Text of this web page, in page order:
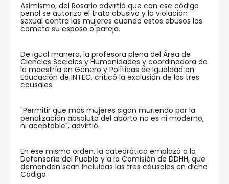
Asimismo, del Rosario advirtió que con ese código
penal se autoriza el trato abusivo y la violación
sexual contra las mujeres cuando estos abusos los
cometa su esposo o pareja.
De igual manera, la profesora plena del Área de
Ciencias Sociales y Humanidades y coordinadora de
la maestría en Género y Políticas de Igualdad en
Educación de INTEC, criticó la exclusión de las tres
causales.
"Permitir que más mujeres sigan muriendo por la
penalización absoluta del aborto no es ni moderno,
ni aceptable", advirtió.
En ese mismo orden, la catedrática emplazó a la
Defensoría del Pueblo y a la Comisión de DDHH, que
demanden sean incluidas las tres cáusales en dicho
Código.